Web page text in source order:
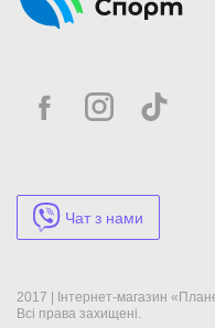
Чат з нами
2017 | Інтернет-магазин
Всі права захищені.